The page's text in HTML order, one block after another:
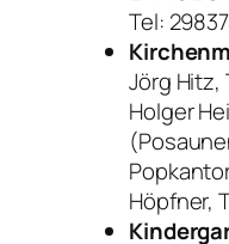
Tel:
Jörg Hitz,
Holger
Höpfner,